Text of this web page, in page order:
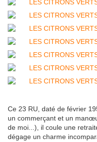
Ce 23 RU, daté de février
un commerçant et un
de moi...), il coule une
dégage un charme